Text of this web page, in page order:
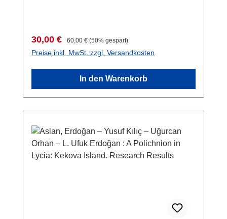
Verkaufspreis:
30,00 € Regulärer Preis:
60,00 € (50% gespart)
Preise inkl. MwSt. zzgl. Versandkosten
In den Warenkorb